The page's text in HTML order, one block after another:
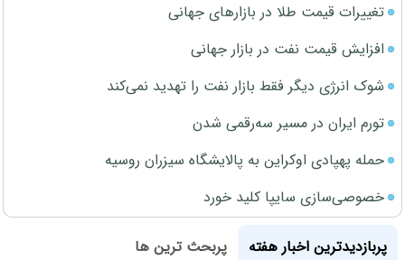
تغییرات قیمت طلا در بازارهای جهانی
افزایش قیمت نفت در بازار جهانی
شوک انرژی دیگر فقط بازار نفت را تهدید نمی‌کند
تورم ایران در مسیر سه‌رقمی شدن
حمله پهپادی اوکراین به پالایشگاه سیزران روسیه
خصوصی‌سازی سایپا کلید خورد
پربازدیدترین اخبار هفته
پربحث ترین ها